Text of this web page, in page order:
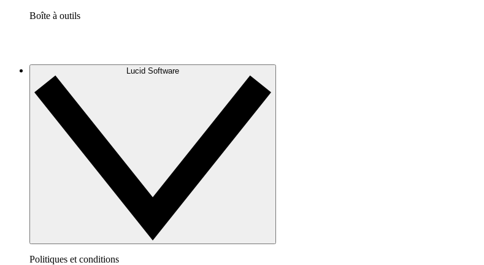
Boîte à outils
Lucid Software
Politiques et conditions